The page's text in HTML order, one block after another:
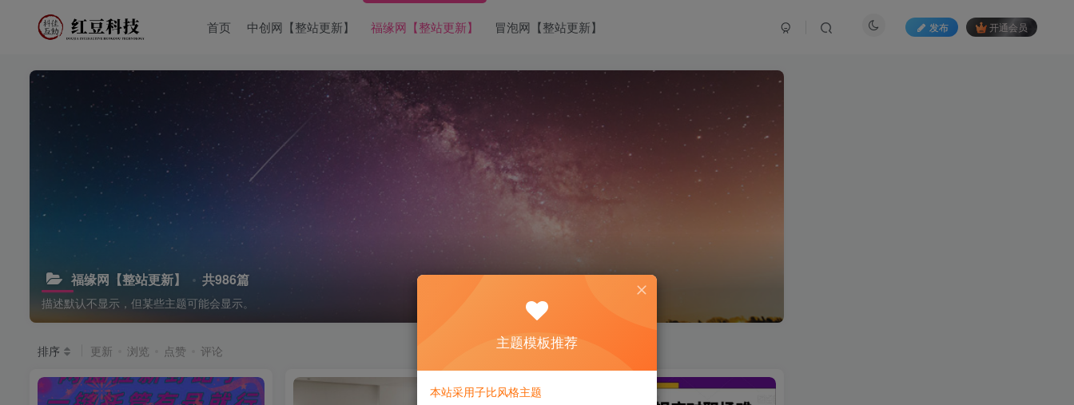
首页 中创网【整站更新】 福缘网【整站更新】 冒泡网【整站更新】 发布 开通会员
福缘网【整站更新】 共986篇
描述默认不显示，但某些主题可能会显示。
排序 更新 浏览 点赞 评论 主题模板推荐
本站采用子比风格主题